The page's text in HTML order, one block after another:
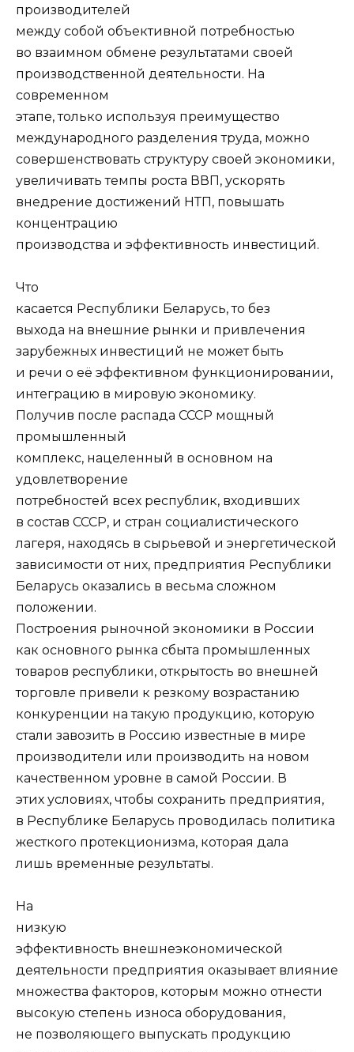
производителей
между собой объективной потребностью
во взаимном обмене результатами своей
производственной деятельности. На
современном
этапе, только используя преимущество
международного разделения труда, можно
совершенствовать структуру своей экономики,
увеличивать темпы роста ВВП, ускорять
внедрение достижений НТП, повышать
концентрацию
производства и эффективность инвестиций.
Что
касается Республики Беларусь, то без
выхода на внешние рынки и привлечения
зарубежных инвестиций не может быть
и речи о её эффективном функционировании,
интеграцию в мировую экономику.
Получив после распада СССР мощный
промышленный
комплекс, нацеленный в основном на
удовлетворение
потребностей всех республик, входивших
в состав СССР, и стран социалистического
лагеря, находясь в сырьевой и энергетической
зависимости от них, предприятия Республики
Беларусь оказались в весьма сложном
положении.
Построения рыночной экономики в России
как основного рынка сбыта промышленных
товаров республики, открытость во внешней
торговле привели к резкому возрастанию
конкуренции на такую продукцию, которую
стали завозить в Россию известные в мире
производители или производить на новом
качественном уровне в самой России. В
этих условиях, чтобы сохранить предприятия,
в Республике Беларусь проводилась политика
жесткого протекционизма, которая дала
лишь временные результаты.
На
низкую
эффективность внешнеэкономической
деятельности предприятия оказывает влияние
множества факторов, которым можно отнести
высокую степень износа оборудования,
не позволяющего выпускать продукцию